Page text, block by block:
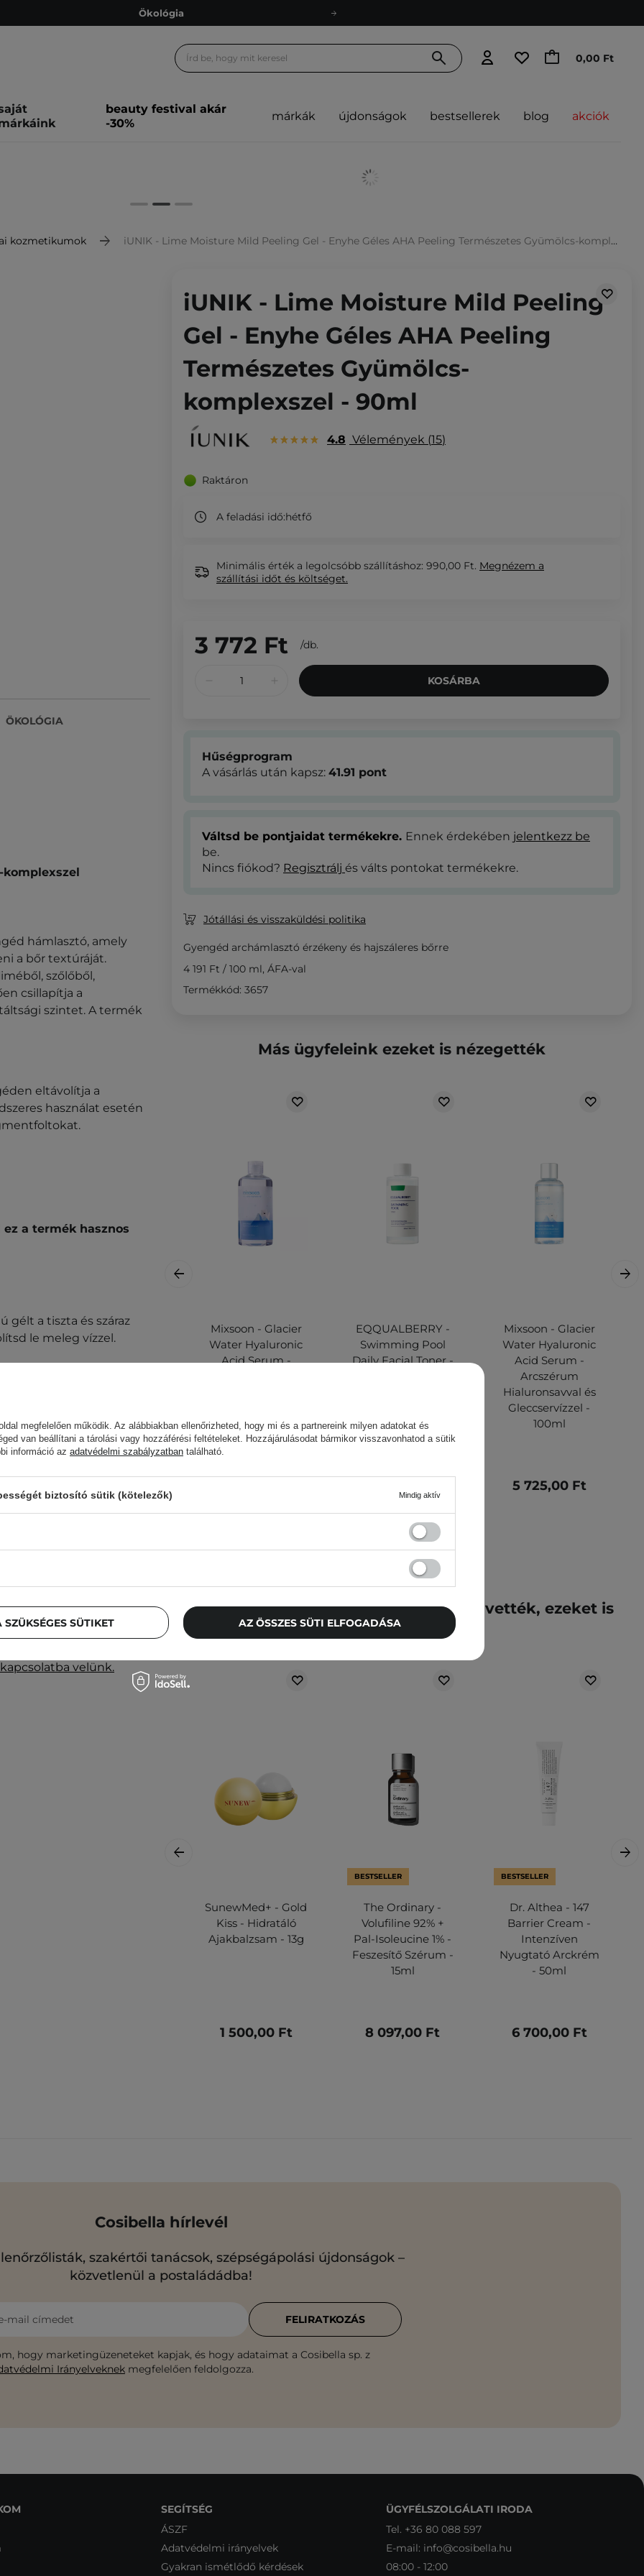
Ökológia
Ingyenes szállítás 15 000 Ft-tól
Ökológia
0,00 Ft
beauty festival akár
-30%
márkák újdonságok bestsellerek blog akciók
kozmetikumok iUNIK - Lime Moisture Mild Peeling Gel - Enyhe Géles AHA Peeling Természetes Gyümölcs-komplexszel - 90ml
ÖKOLÓGIA
komplexszel
hámlasztó, amely
a bőr textúráját.
szőlőből,
csillapítja a
szintet. A termék
eltávolítja a
használat esetén
a termék hasznos
gélt a tiszta és száraz
le meleg vízzel.
az
abba a termék
tárolja. A szállítás
a termék stabilitását
információkat
velünk.
iUNIK - Lime Moisture Mild Peeling
Gel - Enyhe Géles AHA Peeling
Természetes Gyümölcs-
komplexszel - 90ml
4.8 Vélemények 15
Raktáron
A feladási idő:hétfő
Minimális érték a legolcsóbb szállításhoz: 990,00 Ft. Megnézem a
szállítási időt és költséget.
3 772 Ft /db.
KOSÁRBA
Hűségprogram
A vásárlás után kapsz: 41.91 pont
Váltsd be pontjaidat termékekre. Ennek érdekében jelentkezz be
be.
Nincs fiókod? Regisztrálj és válts pontokat termékekre.
Jótállási és visszaküldési politika
Gyengéd archámlasztó érzékeny és hajszáleres bőrre
4 191 Ft / 100 ml, ÁFA-val
Termékkód: 3657
Más ügyfeleink ezeket is nézegették
Mixsoon - Glacier
Water Hyaluronic
Acid Serum -
300ml
EQQUALBERRY -
Swimming Pool
Daily Facial Toner -
Mixsoon - Glacier
Water Hyaluronic
Acid Serum -
Arcszérum
Hialuronsavval és
Gleccservízzel -
100ml
5 725,00 Ft
Az ügyfelek, akik ezt a terméket megvették, ezeket is
vették meg
SunewMed+ - Gold
Kiss - Hidratáló
Ajakbalzsam - 13g
1 500,00 Ft
BESTSELLER
The Ordinary -
Volufiline 92% +
Pal-Isoleucine 1% -
Feszesítő Szérum -
15ml
8 097,00 Ft
BESTSELLER
Dr. Althea - 147
Barrier Cream -
Intenzíven
Nyugtató Arckrém
- 50ml
6 700,00 Ft
Cosibella hírlevél
szakértői tanácsok, szépségápolási újdonságok –
közvetlenül a postaládádba!
mail címedet
hogy marketingüzeneteket kapjak, és hogy adataimat a Cosibella sp. z
Irányelveknek megfelelően feldolgozza.
FELIRATKOZÁS
SEGÍTSÉG
ÁSZF
Adatvédelmi irányelvek
Gyakran ismétlődő kérdések
ÜGYFÉLSZOLGÁLATI IRODA
Tel. +36 80 088 597
E-mail: info@cosibella.hu
08:00 - 12:00
megfelelően működik. Az alábbiakban ellenőrizheted, hogy mi és a partnereink milyen adatokat és
van beállítani a tárolási vagy hozzáférési feltételeket. Hozzájárulásodat bármikor visszavonhatod a sütik
információ az adatvédelmi szabályzatban található.
biztosító sütik (kötelezők) Mindig aktív
SÜTIKET AZ ÖSSZES SÜTI ELFOGADÁSA